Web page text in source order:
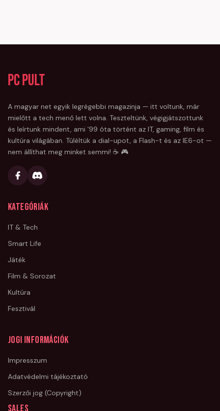
PC Pult
A magyar net egyik legrégebbi magazinja — itt voltunk, már
mielőtt a tech menő lett volna. Teszteltünk, végigjátszottunk
és leírtunk mindent, ami '99 óta történt az IT, gaming, film és
kultúra világában. Túléltük a dial-upot, a Flash-t és az IE6-ot —
nem állíthat meg minket semmi! ☕ 🎮
Kategóriák
IT & Tech
Smart Life
Játék
Film & Sorozat
Kultúra
Fesztivál
Jogi információk
Impresszum
Adatvédelmi tájékoztató
Szerzői jog (Copyright)
Sales